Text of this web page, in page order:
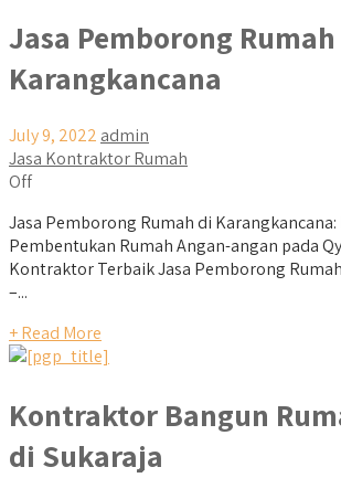
Jasa Pemborong
Karangkancana
July 9, 2022 admin
Jasa Kontraktor Rumah
Off
Jasa Pemborong Rumah di
Pembentukan Rumah Angan-angan pada
Kontraktor Terbaik Jasa Pemborong
–...
+ Read More
Kontraktor Bangun
di Sukaraja